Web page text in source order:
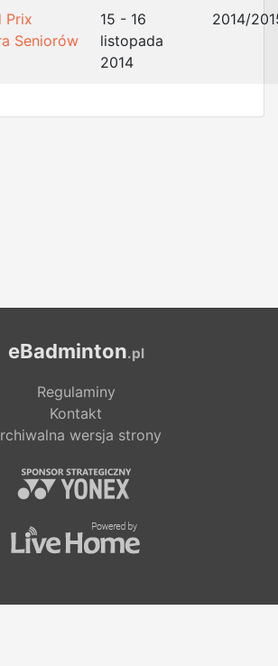
Prix
Seniorów
15 - 16
listopada
2014
2014/
eBadminton.pl
Regulaminy
Kontakt
wersja strony